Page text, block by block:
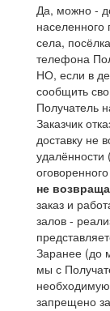
Да, можно -
населенного
села,
телефона
НО, если в
сообщить
Получатель
Заказчик
доставку не
удалённости
не
заказ и
залов -
Заранее (до
мы с
запрещено